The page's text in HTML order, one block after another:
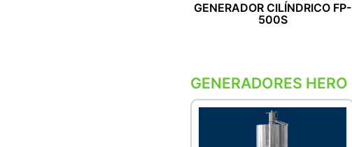
GENERADOR CILÍNDRICO FP-
500S
GENERADORES HERO